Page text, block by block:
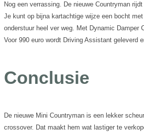
Nog een verrassing. De nieuwe Countryman
Je kunt op bijna kartachtige wijze een bocht
onderstuur heel ver weg. Met Dynamic
Voor 990 euro wordt Driving Assistant geleverd
Conclusie
De nieuwe Mini Countryman is een lekker
crossover. Dat maakt hem wat lastiger te